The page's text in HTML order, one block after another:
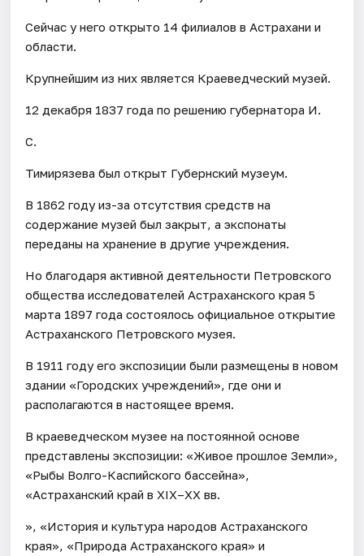
Сейчас у него открыто 14 филиалов в Астрахани и
области.
Крупнейшим из них является Краеведческий музей.
12 декабря 1837 года по решению губернатора И.
С.
Тимирязева был открыт Губернский музеум.
В 1862 году из-за отсутствия средств на
содержание музей был закрыт, а экспонаты
переданы на хранение в другие учреждения.
Но благодаря активной деятельности Петровского
общества исследователей Астраханского края 5
марта 1897 года состоялось официальное открытие
Астраханского Петровского музея.
В 1911 году его экспозиции были размещены в новом
здании «Городских учреждений», где они и
располагаются в настоящее время.
В краеведческом музее на постоянной основе
представлены экспозиции: «Живое прошлое Земли»,
«Рыбы Волго-Каспийского бассейна»,
«Астраханский край в XIX–XX вв.
», «История и культура народов Астраханского
края», «Природа Астраханского края» и